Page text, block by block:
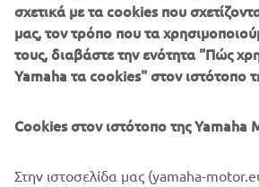
ΤΙ ΝΑ ΔΙΑΒΆΣΕΤΕ ΣΤΗ
σχετικά με τα cookies που
μας, τον τρόπο που τα
τους, διαβάστε την ενότητα "Πώς
Yamaha τα cookies" στον ιστότοπο
Cookies στον ιστότοπο της Yamaha
Στην ιστοσελίδα μας (yamaha-